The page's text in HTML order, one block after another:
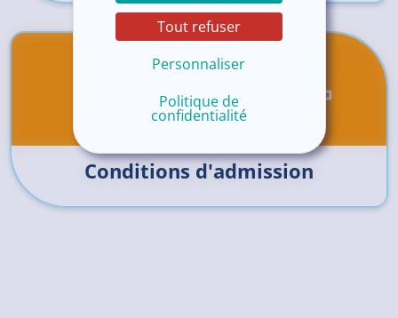
Conditions d'admission
Tout refuser
Personnaliser
Politique de
confidentialité